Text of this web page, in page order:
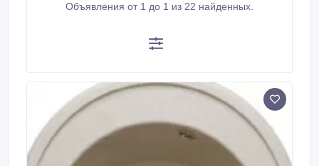
Объявления от 1 до 1 из 22 найденных.